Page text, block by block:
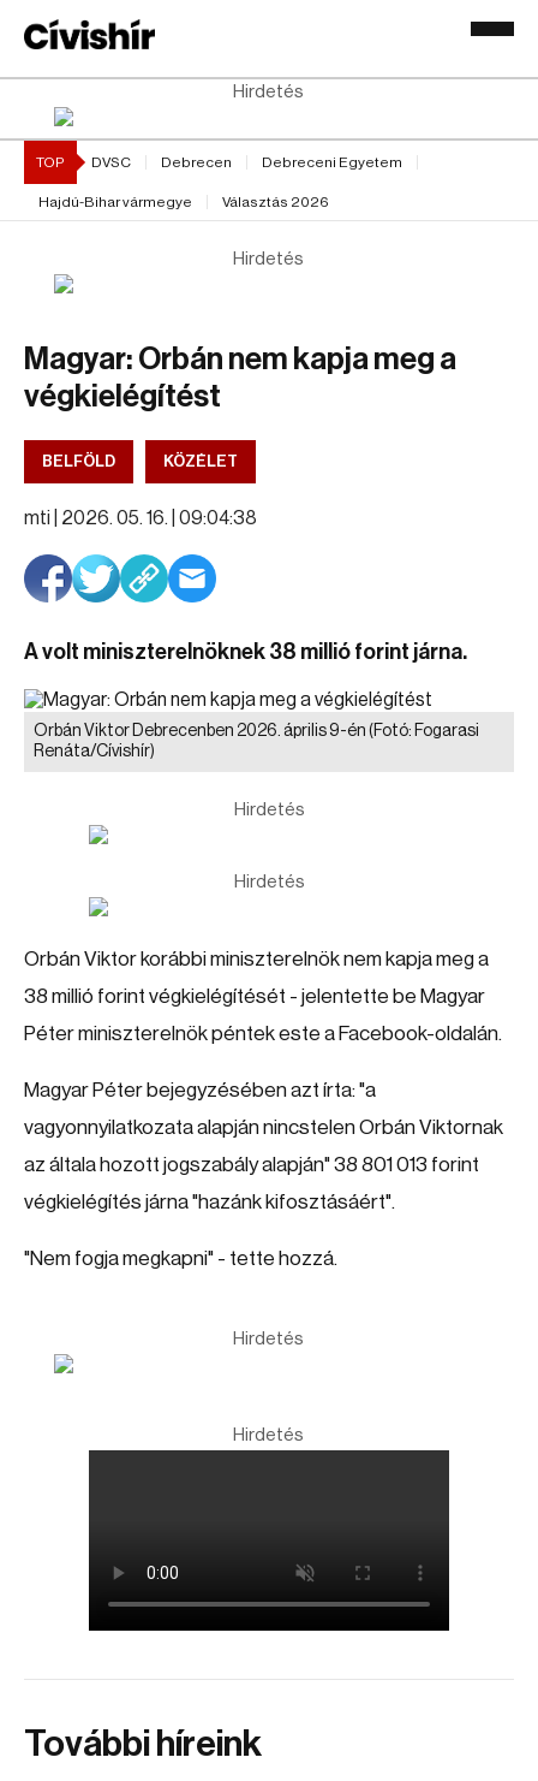
Hirdetés
TOP DVSC Debrecen Debreceni Egyetem
Hajdú-Bihar vármegye Választás 2026
Hirdetés
Magyar: Orbán nem kapja meg a
végkielégítést
BELFÖLD KÖZÉLET
mti | 2026. 05. 16. | 09:04:38
A volt miniszterelnöknek 38 millió forint járna.
Orbán Viktor Debrecenben 2026. április 9-én (Fotó: Fogarasi
Renáta/Cívishír)
Hirdetés
Hirdetés
Orbán Viktor korábbi miniszterelnök nem kapja meg a
38 millió forint végkielégítését - jelentette be Magyar
Péter miniszterelnök péntek este a Facebook-oldalán.
Magyar Péter bejegyzésében azt írta: "a
vagyonnyilatkozata alapján nincstelen Orbán Viktornak
az általa hozott jogszabály alapján" 38 801 013 forint
végkielégítés járna "hazánk kifosztásáért".
"Nem fogja megkapni" - tette hozzá.
Hirdetés
Hirdetés
További híreink